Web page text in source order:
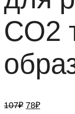
СО2
107₽ 78₽Текущая